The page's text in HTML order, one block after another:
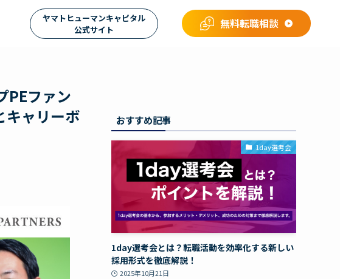
ヤマトヒューマンキャピタル
公式サイト
無料転職相談
PEファン
キャリーボ
おすすめ記事
1day選考会
1day選考会とは？転職活動を効率化する新しい
採用形式を徹底解説！
2025年10月21日